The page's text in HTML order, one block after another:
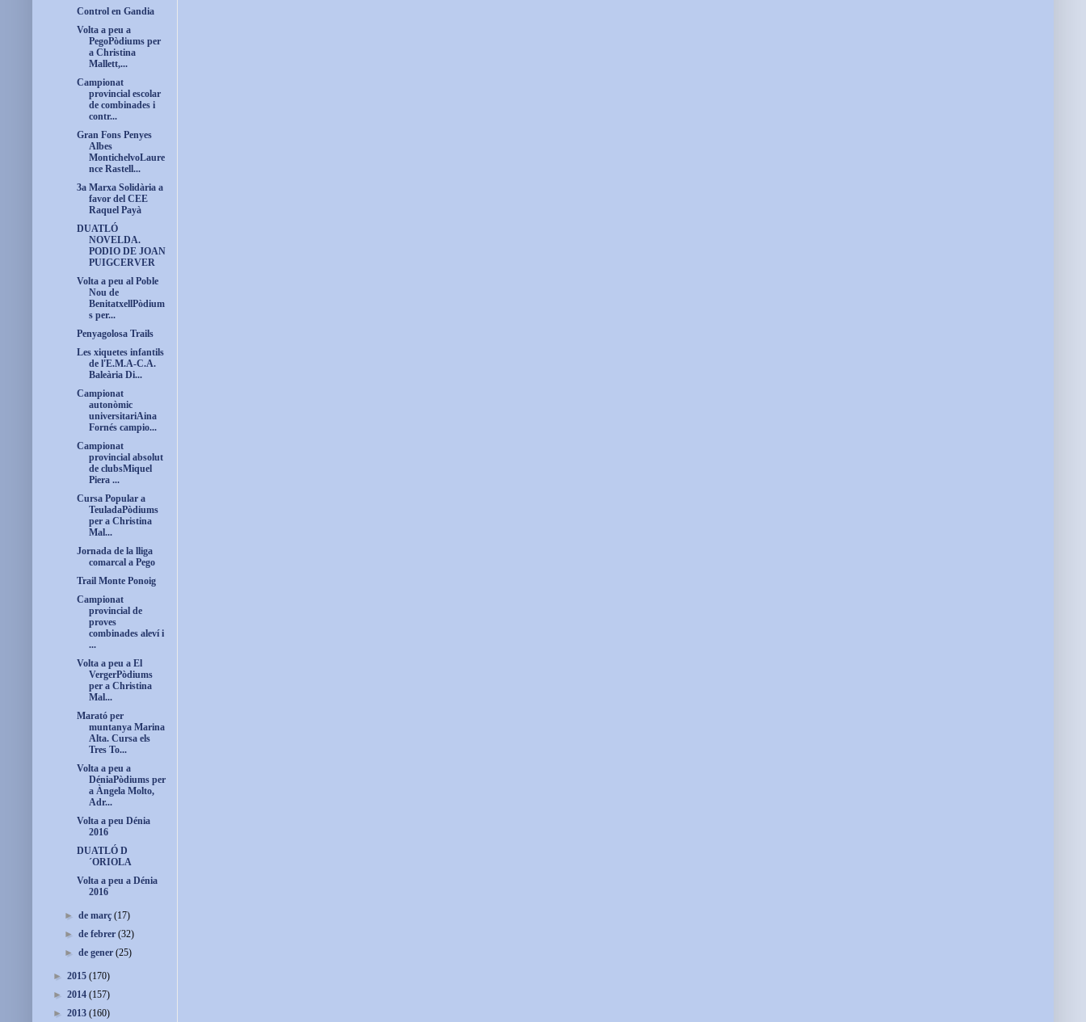
Control en Gandia
Volta a peu a
PegoPòdiums per
a Christina
Mallett,...
Campionat
provincial escolar
de combinades i
contr...
Gran Fons Penyes
Albes
MontichelvoLaure
nce Rastell...
3a Marxa Solidària a
favor del CEE
Raquel Payà
DUATLÓ
NOVELDA.
PODIO DE JOAN
PUIGCERVER
Volta a peu al Poble
Nou de
BenitatxellPòdium
s per...
Penyagolosa Trails
Les xiquetes infantils
de l'E.M.A-C.A.
Baleària Di...
Campionat
autonòmic
universitariAina
Fornés campio...
Campionat
provincial absolut
de clubsMiquel
Piera ...
Cursa Popular a
TeuladaPòdiums
per a Christina
Mal...
Jornada de la lliga
comarcal a Pego
Trail Monte Ponoig
Campionat
provincial de
proves
combinades aleví i
...
Volta a peu a El
VergerPòdiums
per a Christina
Mal...
Marató per
muntanya Marina
Alta. Cursa els
Tres To...
Volta a peu a
DéniaPòdiums per
a Àngela Molto,
Adr...
Volta a peu Dénia
2016
DUATLÓ D
´ORIOLA
Volta a peu a Dénia
2016
►de març(17)
►de febrer(32)
►de gener(25)
► 2015 (170)
► 2014 (157)
► 2013 (160)